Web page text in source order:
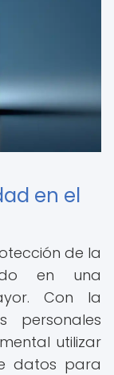
en el
de la
en una
Con la
personales
utilizar
datos para